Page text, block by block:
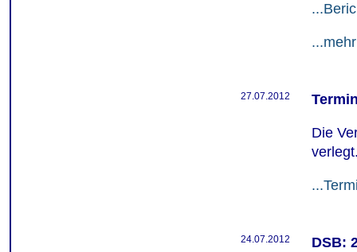
...mehr
27.07.2012
Die
24.07.2012 DSB: